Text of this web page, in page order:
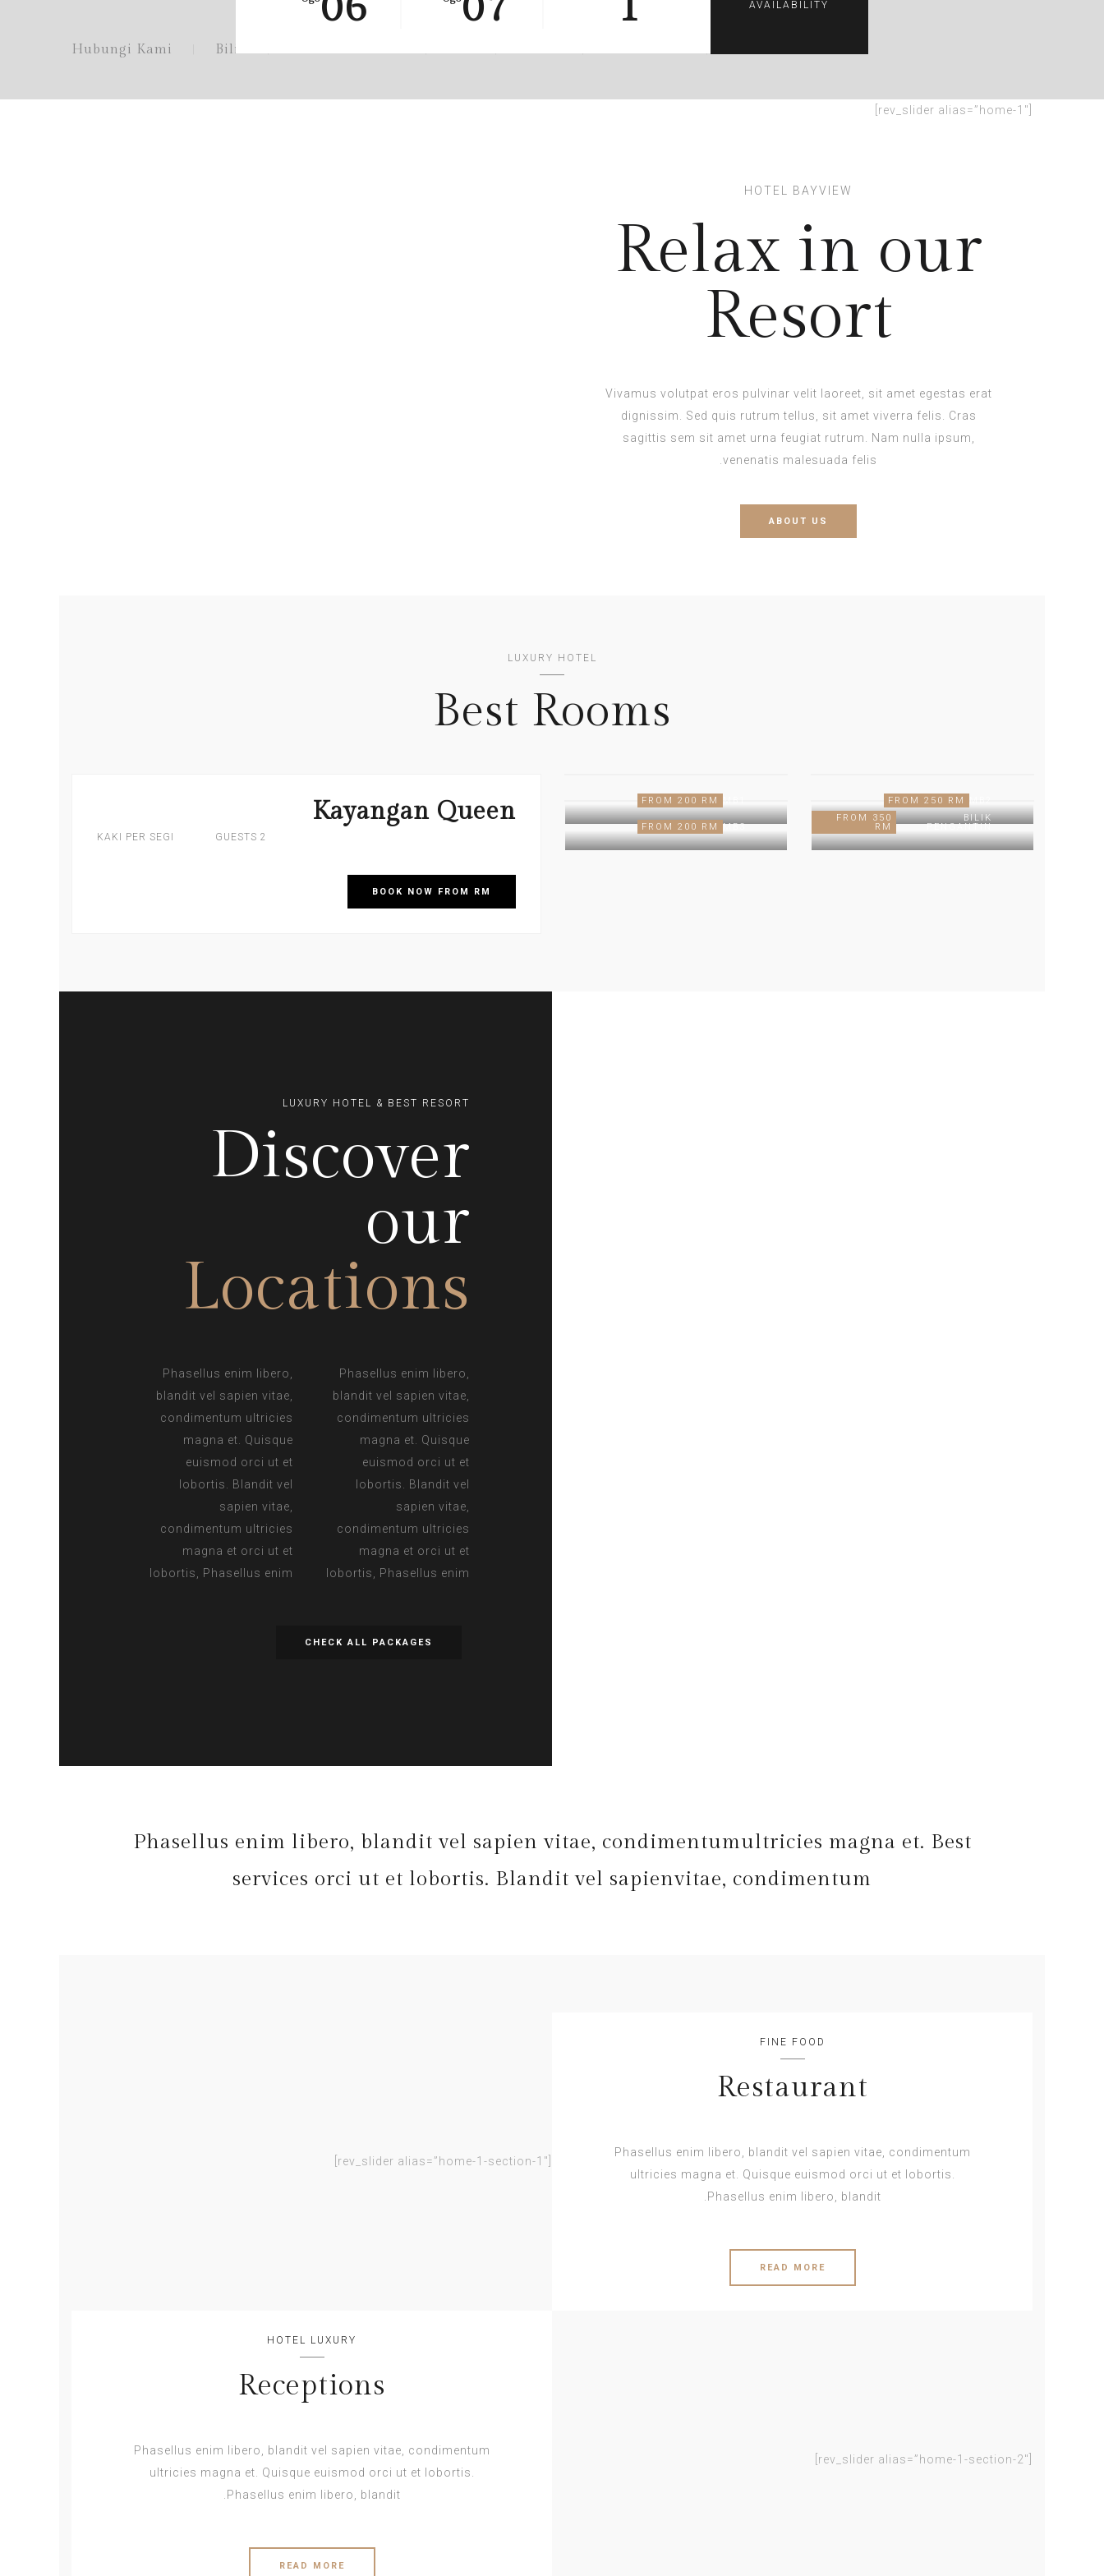
Kenali Kami
Fasiliti
Kafe
Buffet Ramadhan
Bilik
Hubungi Kami
HOTEL BAYVIEW
Relax in our
Resort
Vivamus volutpat eros pulvinar velit laoreet, sit amet egestas erat
dignissim. Sed quis rutrum tellus, sit amet viverra felis. Cras
sagittis sem sit amet urna feugiat rutrum. Nam nulla ipsum,
venenatis malesuada felis.
ABOUT US
LUXURY HOTEL
Best Rooms
Kayangan Queen
2 GUESTS
KAKI PER SEGI
BOOK NOW FROM RM
FROM 200 RM FROM 250 RM
MB3
FROM 200 RM
BILIK
PENGANTIN
FROM 350
RM
LUXURY HOTEL & BEST RESORT
Discover
our
Locations
Phasellus enim libero,
blandit vel sapien vitae,
condimentum ultricies
magna et. Quisque
euismod orci ut et
lobortis. Blandit vel
sapien vitae,
condimentum ultricies
magna et orci ut et
lobortis, Phasellus enim
Phasellus enim libero,
blandit vel sapien vitae,
condimentum ultricies
magna et. Quisque
euismod orci ut et
lobortis. Blandit vel
sapien vitae,
condimentum ultricies
magna et orci ut et
lobortis, Phasellus enim
CHECK ALL PACKAGES
Phasellus enim libero, blandit vel sapien vitae, condimentumultricies magna et. Best
services orci ut et lobortis. Blandit vel sapienvitae, condimentum
FINE FOOD
Restaurant
Phasellus enim libero, blandit vel sapien vitae, condimentum
ultricies magna et. Quisque euismod orci ut et lobortis.
Phasellus enim libero, blandit.
READ MORE
HOTEL LUXURY
Receptions
Phasellus enim libero, blandit vel sapien vitae, condimentum
ultricies magna et. Quisque euismod orci ut et lobortis.
Phasellus enim libero, blandit.
READ MORE